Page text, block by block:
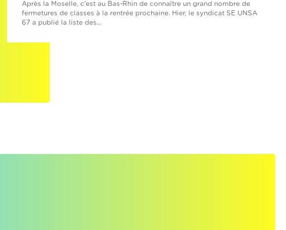
Après la Moselle, c'est au Bas-Rhin de connaître un grand nombre de
fermetures de classes à la rentrée prochaine. Hier, le syndicat SE UNSA
67 a publié la liste des...